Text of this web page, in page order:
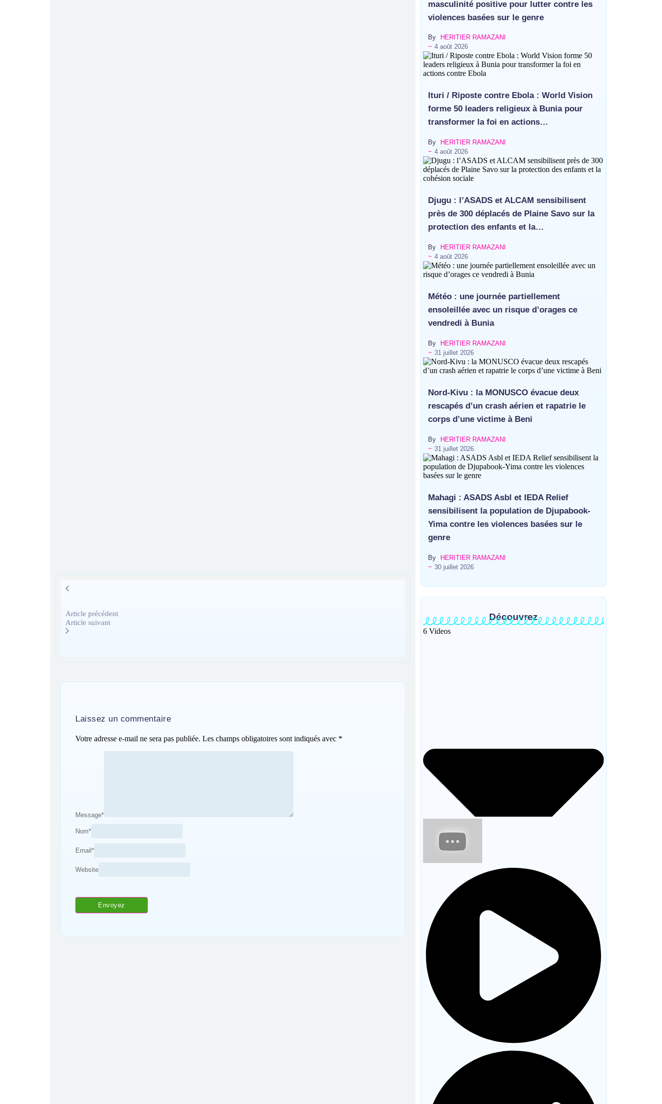
Article précédent
Article suivant
Laissez un commentaire
Votre adresse e-mail ne sera pas publiée. Les champs obligatoires sont indiqués avec *
Message*
Nom*
Email *
Website
masculinité positive pour lutter contre les
violences basées sur le genre
By
HERITIER RAMAZANI
~ 4 août 2026
Ituri / Riposte contre Ebola : World Vision
forme 50 leaders religieux à Bunia pour
transformer la foi en actions…
By
HERITIER RAMAZANI
~ 4 août 2026
Djugu : l’ASADS et ALCAM sensibilisent
près de 300 déplacés de Plaine Savo sur la
protection des enfants et la…
By
HERITIER RAMAZANI
~ 4 août 2026
Météo : une journée partiellement
ensoleillée avec un risque d’orages ce
vendredi à Bunia
By
HERITIER RAMAZANI
~ 31 juillet 2026
Nord-Kivu : la MONUSCO évacue deux
rescapés d’un crash aérien et rapatrie le
corps d’une victime à Beni
By
HERITIER RAMAZANI
~ 31 juillet 2026
Mahagi : ASADS Asbl et IEDA Relief
sensibilisent la population de Djupabook-
Yima contre les violences basées sur le
genre
By
HERITIER RAMAZANI
~ 30 juillet 2026
Découvrez
6 Videos